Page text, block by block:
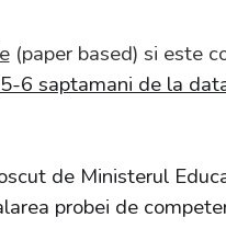
(paper based) si este
5-6 saptamani de la
de Ministerul
probei de